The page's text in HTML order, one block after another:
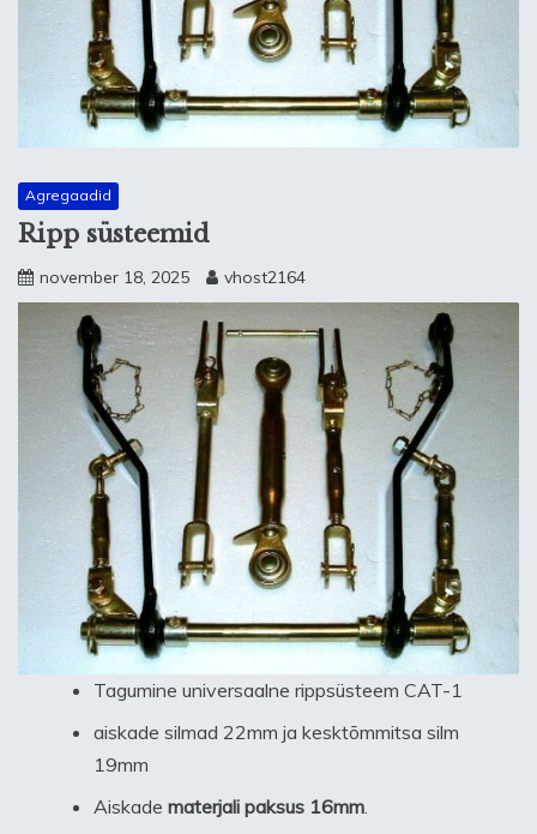
Agregaadid
Ripp süsteemid
november 18, 2025 vhost2164
Tagumine universaalne rippsüsteem CAT-1
aiskade silmad 22mm ja kesktõmmitsa silm
19mm
Aiskadematerjali paksus 16mm